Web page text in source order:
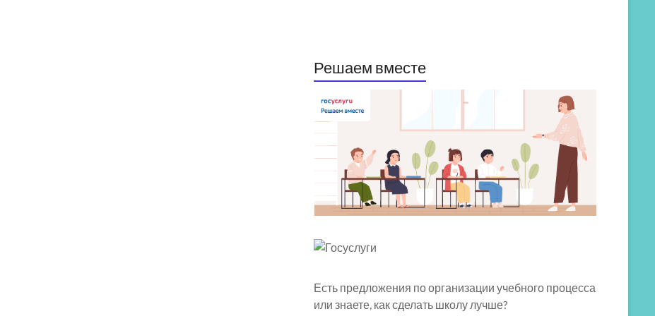
Решаем вместе
Есть предложения по организации учебного процесса
или знаете, как сделать школу лучше?